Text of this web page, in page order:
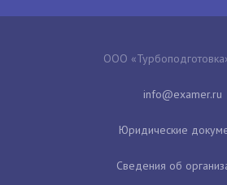
ООО
Юридические
Сведения об